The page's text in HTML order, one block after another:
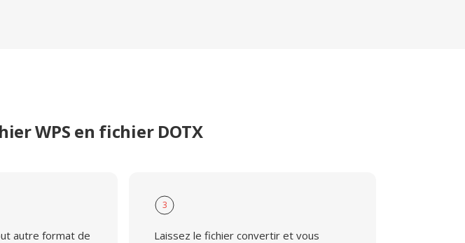
WPS en fichier DOTX
autre format de
3
Laissez le fichier convertir et vous